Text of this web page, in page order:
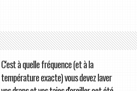
C'est à quelle fréquence (et à la
température exacte) vous devez laver